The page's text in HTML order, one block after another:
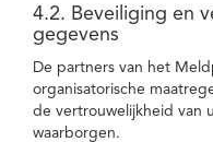
4.2. Beveiliging en
gegevens
De partners van het
organisatorische
de vertrouwelijkheid van
waarborgen.